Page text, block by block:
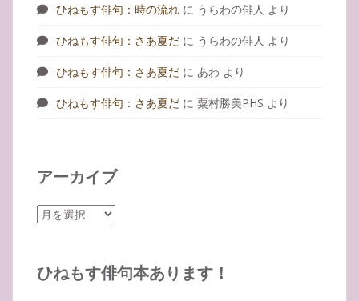
ひねもす俳句：時の流れ に うらわの俳人 より
ひねもす俳句：さあ夏だ に うらわの俳人 より
ひねもす俳句：さあ夏だ に あわ より
ひねもす俳句：さあ夏だ に 粟村勝美PHS より
アーカイブ
ア
イ
ひねもす俳句本あります！